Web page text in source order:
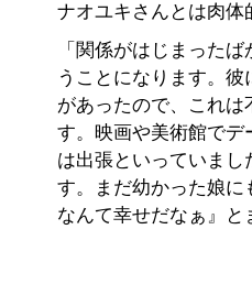
ナオユキさんとは肉体
「関係がはじまった
うことになります。
があったので、これ
す。映画や美術館で
は出張といっていま
す。まだ幼かった娘に
なんて幸せだなぁ』と